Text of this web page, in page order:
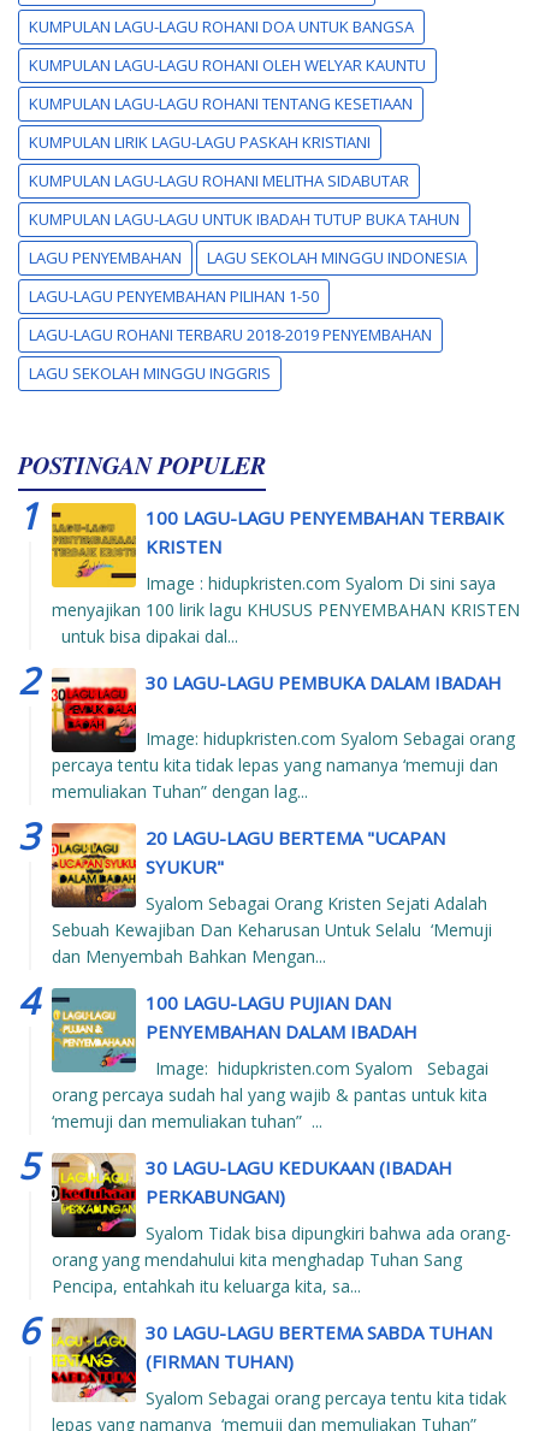
KUMPULAN LAGU-LAGU ROHANI DOA UNTUK BANGSA
KUMPULAN LAGU-LAGU ROHANI OLEH WELYAR KAUNTU
KUMPULAN LAGU-LAGU ROHANI TENTANG KESETIAAN
KUMPULAN LIRIK LAGU-LAGU PASKAH KRISTIANI
KUMPULAN LAGU-LAGU ROHANI MELITHA SIDABUTAR
KUMPULAN LAGU-LAGU UNTUK IBADAH TUTUP BUKA TAHUN
LAGU PENYEMBAHAN
LAGU SEKOLAH MINGGU INDONESIA
LAGU-LAGU PENYEMBAHAN PILIHAN 1-50
LAGU-LAGU ROHANI TERBARU 2018-2019 PENYEMBAHAN
LAGU SEKOLAH MINGGU INGGRIS
POSTINGAN POPULER
100 LAGU-LAGU PENYEMBAHAN TERBAIK
KRISTEN
Image : hidupkristen.com Syalom Di sini saya
menyajikan 100 lirik lagu KHUSUS PENYEMBAHAN KRISTEN
untuk bisa dipakai dal...
30 LAGU-LAGU PEMBUKA DALAM IBADAH
Image: hidupkristen.com Syalom Sebagai orang
percaya tentu kita tidak lepas yang namanya ‘memuji dan
memuliakan Tuhan” dengan lag...
20 LAGU-LAGU BERTEMA "UCAPAN
SYUKUR"
Syalom Sebagai Orang Kristen Sejati Adalah
Sebuah Kewajiban Dan Keharusan Untuk Selalu ‘Memuji
dan Menyembah Bahkan Mengan...
100 LAGU-LAGU PUJIAN DAN
PENYEMBAHAN DALAM IBADAH
Image: hidupkristen.com Syalom Sebagai
orang percaya sudah hal yang wajib & pantas untuk kita
‘memuji dan memuliakan tuhan” ...
30 LAGU-LAGU KEDUKAAN (IBADAH
PERKABUNGAN)
Syalom Tidak bisa dipungkiri bahwa ada orang-
orang yang mendahului kita menghadap Tuhan Sang
Pencipa, entahkah itu keluarga kita, sa...
30 LAGU-LAGU BERTEMA SABDA TUHAN
(FIRMAN TUHAN)
Syalom Sebagai orang percaya tentu kita tidak
lepas yang namanya ‘memuji dan memuliakan Tuhan”